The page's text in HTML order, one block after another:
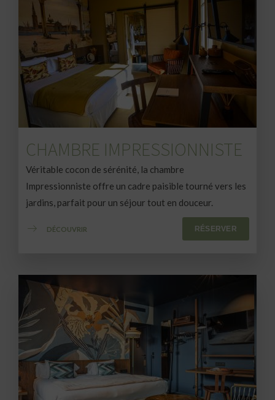
CHAMBRE IMPRESSIONNISTE
Véritable cocon de sérénité, la chambre
Impressionniste offre un cadre paisible tourné vers les
jardins, parfait pour un séjour tout en douceur.
DÉCOUVRIR RÉSERVER